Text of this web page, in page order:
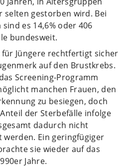
selten gestorben wird. Bei
es 14,6% oder 406
bundesweit.
für Jüngere rechtfertigt sicher
auf den Brustkrebs.
Screening-Programm
manchen Frauen, den
zu besiegen, doch
der Sterbefälle infolge
dadurch nicht
werden. Ein geringfügiger
sie wieder auf das
Jahre.